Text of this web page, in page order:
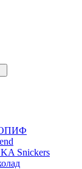
Snickers